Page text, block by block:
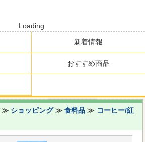
Loading
新着情報
おすすめ商品
≫ ショッピング≫食料品 ≫ コーヒー/紅